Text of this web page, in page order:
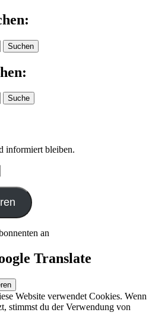
Suche
informiert bleiben.
an
Translate
Website verwendet Cookies. Wenn
stimmst du der Verwendung von